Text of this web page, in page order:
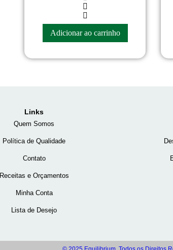
Adicionar ao carrinho
Links
Quem Somos
Política de Qualidade
Contato
Receitas e Orçamentos
Minha Conta
Lista de Desejo